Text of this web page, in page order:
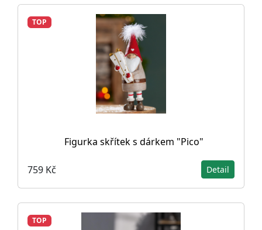
TOP
Figurka skřítek s dárkem "Pico"
759 Kč Detail
TOP